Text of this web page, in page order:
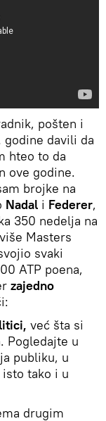
pošten i
godine davili da
hteo to da
ove godine.
brojke na
Nadal i Federer,
350 nedelja na
Masters
svaki
ATP poena,
zajedno
već šta si
Pogledajte u
publiku, u
tako i u
drugim